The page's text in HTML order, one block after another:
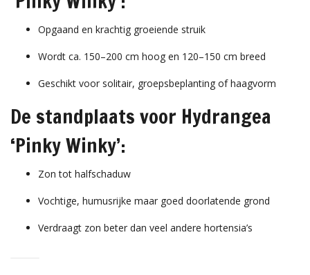
Opgaand en krachtig groeiende struik
Wordt ca. 150–200 cm hoog en 120–150 cm breed
Geschikt voor solitair, groepsbeplanting of haagvorm
De standplaats voor Hydrangea
‘Pinky Winky’:
Zon tot halfschaduw
Vochtige, humusrijke maar goed doorlatende grond
Verdraagt zon beter dan veel andere hortensia’s